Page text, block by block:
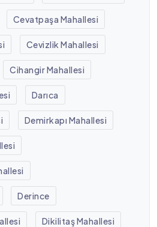
Cevatpaşa Mahallesi
Cevizlik Mahallesi
Cihangir Mahallesi
Darıca
Demirkapı Mahallesi
Derince
Dikilitaş Mahallesi